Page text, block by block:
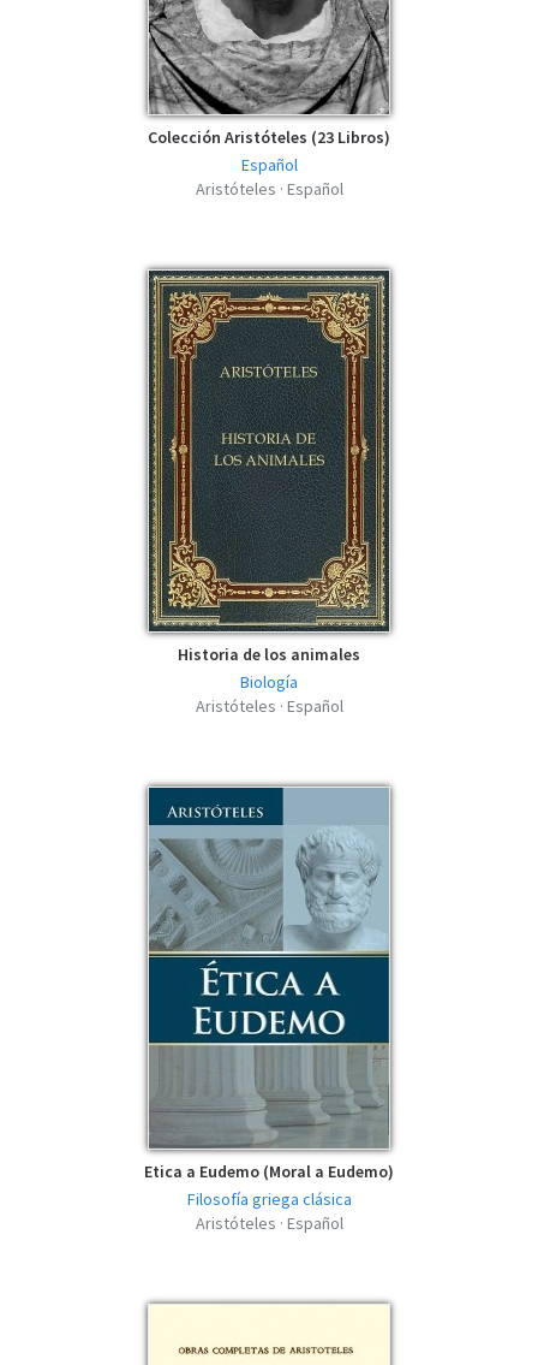
Moral ( Magna Moralia) - Aristóteles -
AZW3
azw3 | 332.8 KB | 1062 descargas
Colección Aristóteles (23 Libros)
Español
Aristóteles · Español
Historia de los animales
Biología
Aristóteles · Español
Etica a Eudemo (Moral a Eudemo)
Filosofía griega clásica
Aristóteles · Español